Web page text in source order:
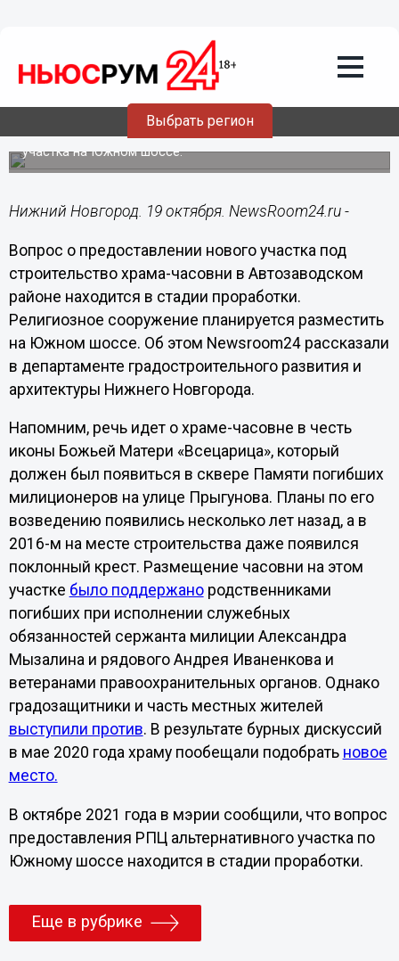
Выбрать регион
19.10.202113:37
Новое место подыскали для храма-
часовни в Автозаводском районе
В мэрии прорабаывают вопрос о предоставлении
участка на Южном шоссе.
Нижний Новгород. 19 октября. NewsRoom24.ru -
Вопрос о предоставлении нового участка под
строительство храма-часовни в Автозаводском
районе находится в стадии проработки.
Религиозное сооружение планируется разместить
на Южном шоссе. Об этом Newsroom24 рассказали
в департаменте градостроительного развития и
архитектуры Нижнего Новгорода.
Напомним, речь идет о храме-часовне в честь
иконы Божьей Матери «Всецарица», который
должен был появиться в сквере Памяти погибших
милиционеров на улице Прыгунова. Планы по его
возведению появились несколько лет назад, а в
2016-м на месте строительства даже появился
поклонный крест. Размещение часовни на этом
участке было поддержанородственниками
погибших при исполнении служебных
обязанностей сержанта милиции Александра
Мызалина и рядового Андрея Иваненкова и
ветеранами правоохранительных органов. Однако
градозащитники и часть местных жителей
выступили против. В результате бурных дискуссий
в мае 2020 года храму пообещали подобрать новое
место.
В октябре 2021 года в мэрии сообщили, что вопрос
предоставления РПЦ альтернативного участка по
Южному шоссе находится в стадии проработки.
Еще в рубрике